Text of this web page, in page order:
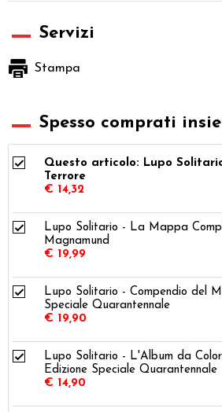
Servizi
Stampa
Spesso comprati
Questo articolo: Lupo
Terrore
€ 14,32
Lupo Solitario - La Mappa
Magnamund
€ 19,99
Lupo Solitario - Compendio del
Speciale Quarantennale
€ 19,90
Lupo Solitario - L'Album da
Edizione Speciale Quarantennale
€ 14,90